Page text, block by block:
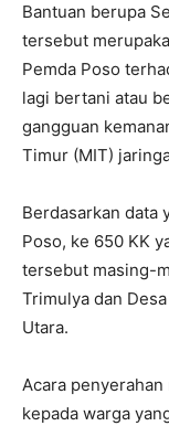
Bantuan berupa
tersebut
Pemda Poso
lagi bertani atau
gangguan
Timur (MIT)
Berdasarkan data
Poso, ke 650 KK
tersebut masing-
Trimulya dan
Utara.
Acara
kepada warga